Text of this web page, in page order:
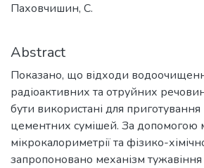
Паховчишин, С.
Abstract
Показано, що відходи
радіоактивних та отруйних
бути використані для приготування
цементних сумішей. За допомогою
мікрокалориметрії та фізико-
запропоновано механізм